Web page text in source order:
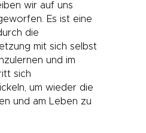
wir auf uns
Es ist eine
die
mit sich selbst
und im
sich
um wieder die
und am Leben zu